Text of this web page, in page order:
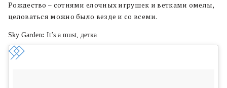
Рождество – сотнями елочных игрушек и ветками омелы,
целоваться можно было везде и со всеми.
Sky Garden: It’s a must, детка